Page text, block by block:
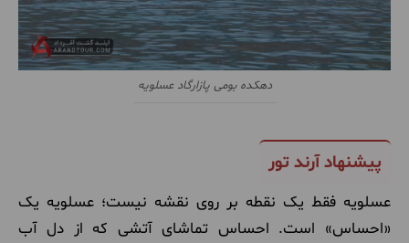
دهکده بومی پازارگاد عسلویه
پیشنهاد آرند تور
عسلویه فقط یک نقطه بر روی نقشه نیست؛ عسلویه یک
«احساس» است. احساس تماشای آتشی که از دل آب